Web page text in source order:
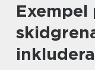
Exempel